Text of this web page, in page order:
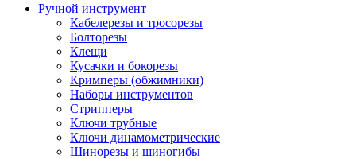
Ручной инструмент
Кабелерезы и тросорезы
Болторезы
Клещи
Кусачки и бокорезы
Кримперы (обжимники)
Наборы инструментов
Стрипперы
Ключи трубные
Ключи динамометрические
Шинорезы и шиногибы